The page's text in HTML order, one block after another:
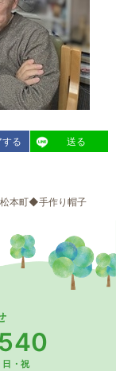
する entry2350
送る
本町◆手作り帽子
日・祝